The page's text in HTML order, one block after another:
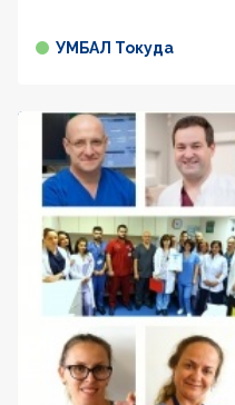
УМБАЛ Токуда